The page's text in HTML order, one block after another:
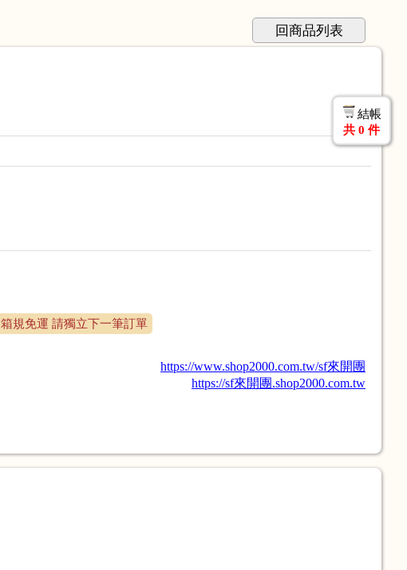
回商品列表
箱規免運 請獨立下一筆訂單
https://www.shop2000.com.tw/sf來開團
https://sf來開團.shop2000.com.tw
結帳
共 0 件